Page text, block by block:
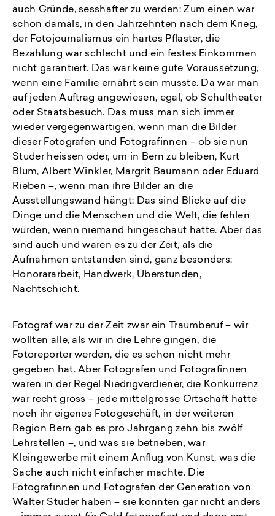
auch Gründe, sesshafter zu werden: Zum einen war
schon damals, in den Jahrzehnten nach dem Krieg,
der Fotojournalismus ein hartes Pflaster, die
Bezahlung war schlecht und ein festes Einkommen
nicht garantiert. Das war keine gute Voraussetzung,
wenn eine Familie ernährt sein musste. Da war man
auf jeden Auftrag angewiesen, egal, ob Schultheater
oder Staatsbesuch. Das muss man sich immer
wieder vergegenwärtigen, wenn man die Bilder
dieser Fotografen und Fotografinnen – ob sie nun
Studer heissen oder, um in Bern zu bleiben, Kurt
Blum, Albert Winkler, Margrit Baumann oder Eduard
Rieben –, wenn man ihre Bilder an die
Ausstellungswand hängt: Das sind Blicke auf die
Dinge und die Menschen und die Welt, die fehlen
würden, wenn niemand hingeschaut hätte. Aber das
sind auch und waren es zu der Zeit, als die
Aufnahmen entstanden sind, ganz besonders:
Honorararbeit, Handwerk, Überstunden,
Nachtschicht.
Fotograf war zu der Zeit zwar ein Traumberuf – wir
wollten alle, als wir in die Lehre gingen, die
Fotoreporter werden, die es schon nicht mehr
gegeben hat. Aber Fotografen und Fotografinnen
waren in der Regel Niedrigverdiener, die Konkurrenz
war recht gross – jede mittelgrosse Ortschaft hatte
noch ihr eigenes Fotogeschäft, in der weiteren
Region Bern gab es pro Jahrgang zehn bis zwölf
Lehrstellen –, und was sie betrieben, war
Kleingewerbe mit einem Anflug von Kunst, was die
Sache auch nicht einfacher machte. Die
Fotografinnen und Fotografen der Generation von
Walter Studer haben – sie konnten gar nicht anders